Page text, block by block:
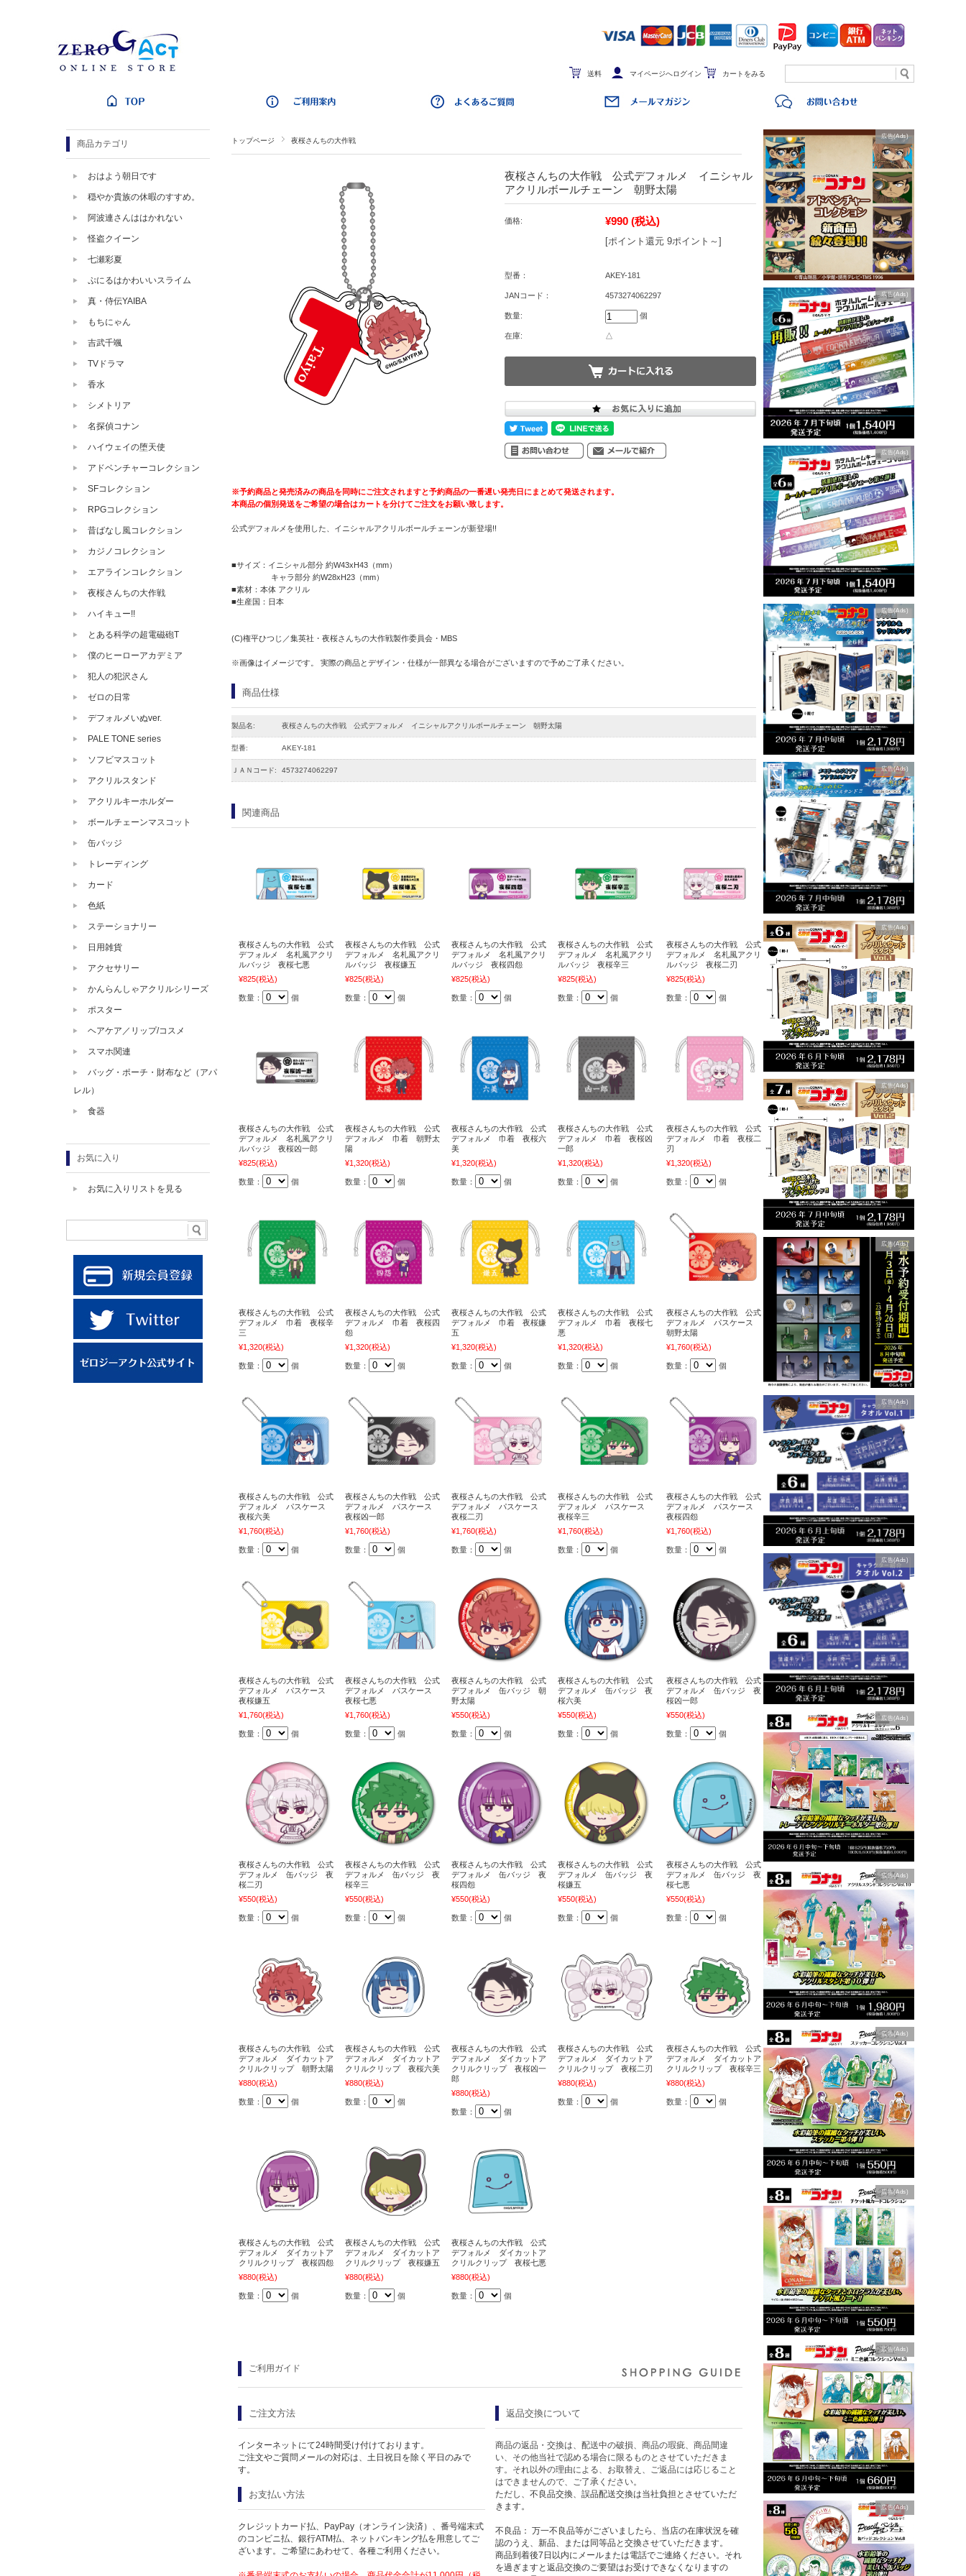
送料 マイページへログイン カートをみる
広告(Ads)
広告(Ads)
広告(Ads)
広告(Ads)
広告(Ads)
広告(Ads)
広告(Ads)
広告(Ads)
広告(Ads)
広告(Ads)
広告(Ads)
広告(Ads)
広告(Ads)
広告(Ads)
広告(Ads)
広告(Ads)
トップページ 夜桜さんちの大作戦
夜桜さんちの大作戦 公式デフォルメ イニシャル
アクリルボールチェーン 朝野太陽
価格: ¥990 (税込)
[ポイント還元 9ポイント～]
型番： AKEY-181
JANコード： 4573274062297
数量: 個
在庫: △
※予約商品と発売済みの商品を同時にご注文されますと予約商品の一番遅い発売日にまとめて発送されます。
本商品の個別発送をご希望の場合はカートを分けてご注文をお願い致します。
公式デフォルメを使用した、イニシャルアクリルボールチェーンが新登場!!
■サイズ：イニシャル部分 約W43xH43（mm）
キャラ部分 約W28xH23（mm）
■素材：本体 アクリル
■生産国：日本
(C)権平ひつじ／集英社・夜桜さんちの大作戦製作委員会・MBS
※画像はイメージです。 実際の商品とデザイン・仕様が一部異なる場合がございますので予めご了承ください。
商品仕様
製品名: 夜桜さんちの大作戦 公式デフォルメ イニシャルアクリルボールチェーン 朝野太陽
型番: AKEY-181
ＪＡＮコード: 4573274062297
関連商品
夜桜さんちの大作戦 公式
デフォルメ 名札風アクリ
ルバッジ 夜桜七悪
¥825(税込)
数量： 個
夜桜さんちの大作戦 公式
デフォルメ 名札風アクリ
ルバッジ 夜桜嫌五
¥825(税込)
数量： 個
夜桜さんちの大作戦 公式
デフォルメ 名札風アクリ
ルバッジ 夜桜四怨
¥825(税込)
数量： 個
夜桜さんちの大作戦 公式
デフォルメ 名札風アクリ
ルバッジ 夜桜辛三
¥825(税込)
数量： 個
夜桜さんちの大作戦 公式
デフォルメ 名札風アクリ
ルバッジ 夜桜二刃
¥825(税込)
数量： 個
夜桜さんちの大作戦 公式
デフォルメ 名札風アクリ
ルバッジ 夜桜凶一郎
¥825(税込)
数量： 個
夜桜さんちの大作戦 公式
デフォルメ 巾着 朝野太
陽
¥1,320(税込)
数量： 個
夜桜さんちの大作戦 公式
デフォルメ 巾着 夜桜六
美
¥1,320(税込)
数量： 個
夜桜さんちの大作戦 公式
デフォルメ 巾着 夜桜凶
一郎
¥1,320(税込)
数量： 個
夜桜さんちの大作戦 公式
デフォルメ 巾着 夜桜二
刃
¥1,320(税込)
数量： 個
夜桜さんちの大作戦 公式
デフォルメ 巾着 夜桜辛
三
¥1,320(税込)
数量： 個
夜桜さんちの大作戦 公式
デフォルメ 巾着 夜桜四
怨
¥1,320(税込)
数量： 個
夜桜さんちの大作戦 公式
デフォルメ 巾着 夜桜嫌
五
¥1,320(税込)
数量： 個
夜桜さんちの大作戦 公式
デフォルメ 巾着 夜桜七
悪
¥1,320(税込)
数量： 個
夜桜さんちの大作戦 公式
デフォルメ パスケース
朝野太陽
¥1,760(税込)
数量： 個
夜桜さんちの大作戦 公式
デフォルメ パスケース
夜桜六美
¥1,760(税込)
数量： 個
夜桜さんちの大作戦 公式
デフォルメ パスケース
夜桜凶一郎
¥1,760(税込)
数量： 個
夜桜さんちの大作戦 公式
デフォルメ パスケース
夜桜二刃
¥1,760(税込)
数量： 個
夜桜さんちの大作戦 公式
デフォルメ パスケース
夜桜辛三
¥1,760(税込)
数量： 個
夜桜さんちの大作戦 公式
デフォルメ パスケース
夜桜四怨
¥1,760(税込)
数量： 個
夜桜さんちの大作戦 公式
デフォルメ パスケース
夜桜嫌五
¥1,760(税込)
数量： 個
夜桜さんちの大作戦 公式
デフォルメ パスケース
夜桜七悪
¥1,760(税込)
数量： 個
夜桜さんちの大作戦 公式
デフォルメ 缶バッジ 朝
野太陽
¥550(税込)
数量： 個
夜桜さんちの大作戦 公式
デフォルメ 缶バッジ 夜
桜六美
¥550(税込)
数量： 個
夜桜さんちの大作戦 公式
デフォルメ 缶バッジ 夜
桜凶一郎
¥550(税込)
数量： 個
夜桜さんちの大作戦 公式
デフォルメ 缶バッジ 夜
桜二刃
¥550(税込)
数量： 個
夜桜さんちの大作戦 公式
デフォルメ 缶バッジ 夜
桜辛三
¥550(税込)
数量： 個
夜桜さんちの大作戦 公式
デフォルメ 缶バッジ 夜
桜四怨
¥550(税込)
数量： 個
夜桜さんちの大作戦 公式
デフォルメ 缶バッジ 夜
桜嫌五
¥550(税込)
数量： 個
夜桜さんちの大作戦 公式
デフォルメ 缶バッジ 夜
桜七悪
¥550(税込)
数量： 個
夜桜さんちの大作戦 公式
デフォルメ ダイカットア
クリルクリップ 朝野太陽
¥880(税込)
数量： 個
夜桜さんちの大作戦 公式
デフォルメ ダイカットア
クリルクリップ 夜桜六美
¥880(税込)
数量： 個
夜桜さんちの大作戦 公式
デフォルメ ダイカットア
クリルクリップ 夜桜凶一
郎
¥880(税込)
数量： 個
夜桜さんちの大作戦 公式
デフォルメ ダイカットア
クリルクリップ 夜桜二刃
¥880(税込)
数量： 個
夜桜さんちの大作戦 公式
デフォルメ ダイカットア
クリルクリップ 夜桜辛三
¥880(税込)
数量： 個
夜桜さんちの大作戦 公式
デフォルメ ダイカットア
クリルクリップ 夜桜四怨
¥880(税込)
数量： 個
夜桜さんちの大作戦 公式
デフォルメ ダイカットア
クリルクリップ 夜桜嫌五
¥880(税込)
数量： 個
夜桜さんちの大作戦 公式
デフォルメ ダイカットア
クリルクリップ 夜桜七悪
¥880(税込)
数量： 個
ご利用ガイド
ご注文方法
インターネットにて24時間受け付けております。
ご注文やご質問メールの対応は、土日祝日を除く平日のみで
す。
お支払い方法
クレジットカード払、PayPay（オンライン決済）、番号端末式
のコンビニ払、銀行ATM払、ネットバンキング払を用意してご
ざいます。ご希望にあわせて、各種ご利用ください。
返品交換について
商品の返品・交換は、配送中の破損、商品の瑕疵、商品間違
い、その他当社で認める場合に限るものとさせていただきま
す。それ以外の理由による、お取替え、ご返品には応じること
はできませんので、ご了承ください。
ただし、不良品交換、誤品配送交換は当社負担とさせていただ
きます。
不良品： 万一不良品等がございましたら、当店の在庫状況を確
認のうえ、新品、または同等品と交換させていただきます。
商品到着後7日以内にメールまたは電話でご連絡ください。それ
を過ぎますと返品交換のご要望はお受けできなくなりますの
商品カテゴリ
おはよう朝日です
穏やか貴族の休暇のすすめ。
阿波連さんははかれない
怪盗クイーン
七瀬彩夏
ぷにるはかわいいスライム
真・侍伝YAIBA
もちにゃん
吉武千颯
TVドラマ
香水
シメトリア
名探偵コナン
ハイウェイの堕天使
アドベンチャーコレクション
SFコレクション
RPGコレクション
昔ばなし風コレクション
カジノコレクション
エアラインコレクション
夜桜さんちの大作戦
ハイキュー!!
とある科学の超電磁砲T
僕のヒーローアカデミア
犯人の犯沢さん
ゼロの日常
デフォルメいぬver.
PALE TONE series
ソフビマスコット
アクリルスタンド
アクリルキーホルダー
ボールチェーンマスコット
缶バッジ
トレーディング
カード
色紙
ステーショナリー
日用雑貨
アクセサリー
かんらんしゃアクリルシリーズ
ポスター
ヘアケア／リップ/コスメ
スマホ関連
バッグ・ポーチ・財布など（アパ
レル）
食器
お気に入り
お気に入りリストを見る